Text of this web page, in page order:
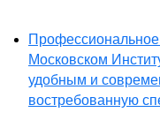
Московском
удобным и
востребованную